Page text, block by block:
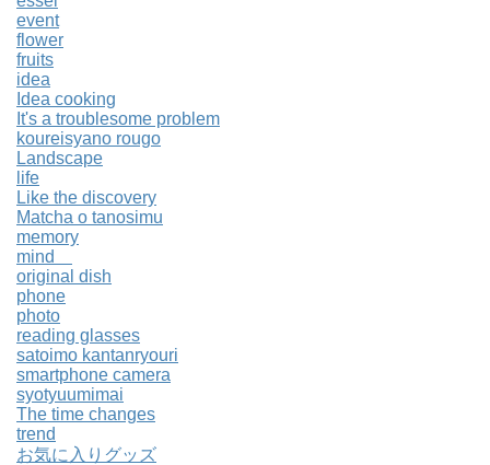
event
flower
fruits
idea
Idea cooking
It's a troublesome problem
koureisyano rougo
Landscape
life
Like the discovery
Matcha o tanosimu
memory
mind
original dish
phone
photo
reading glasses
satoimo kantanryouri
smartphone camera
syotyuumimai
The time changes
trend
お気に入りグッズ